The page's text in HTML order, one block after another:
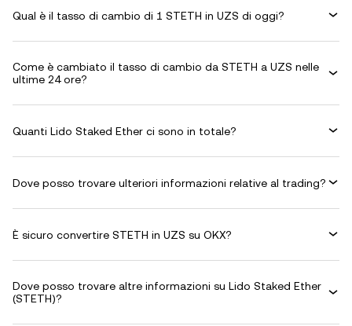
Qual è il tasso di cambio di 1 STETH in UZS di oggi?
Come è cambiato il tasso di cambio da STETH a UZS nelle
ultime 24 ore?
Quanti Lido Staked Ether ci sono in totale?
Dove posso trovare ulteriori informazioni relative al trading?
È sicuro convertire STETH in UZS su OKX?
Dove posso trovare altre informazioni su Lido Staked Ether
(STETH)?